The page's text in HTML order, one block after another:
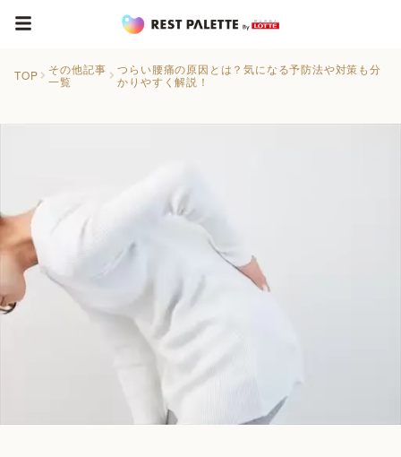
TOP
その他記事
一覧
つらい腰痛の原因とは？気になる予防法や対策も分
かりやすく解説！